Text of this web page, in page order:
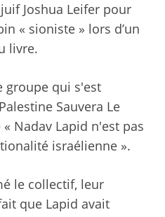
Joshua Leifer pour
« sioniste » lors d’un
livre.
groupe qui s'est
Sauvera Le
Nadav Lapid n'est pas
israélienne ».
le collectif, leur
que Lapid avait